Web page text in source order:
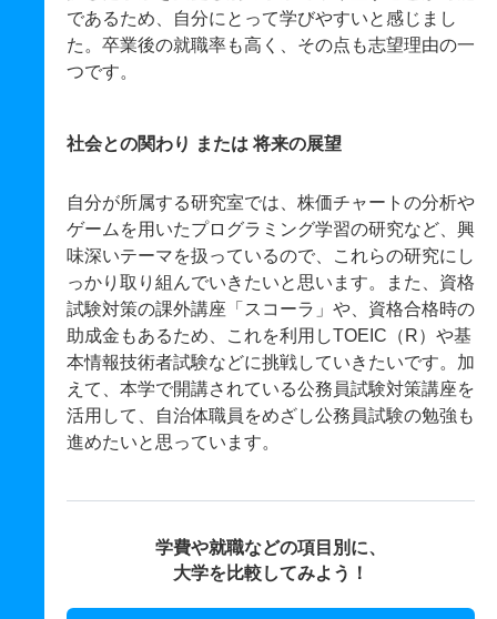
であるため、自分にとって学びやすいと感じまし
た。卒業後の就職率も高く、その点も志望理由の一
つです。
社会との関わり または 将来の展望
自分が所属する研究室では、株価チャートの分析や
ゲームを用いたプログラミング学習の研究など、興
味深いテーマを扱っているので、これらの研究にし
っかり取り組んでいきたいと思います。また、資格
試験対策の課外講座「スコーラ」や、資格合格時の
助成金もあるため、これを利用しTOEIC（R）や基
本情報技術者試験などに挑戦していきたいです。加
えて、本学で開講されている公務員試験対策講座を
活用して、自治体職員をめざし公務員試験の勉強も
進めたいと思っています。
学費や就職などの項目別に、
大学を比較してみよう！